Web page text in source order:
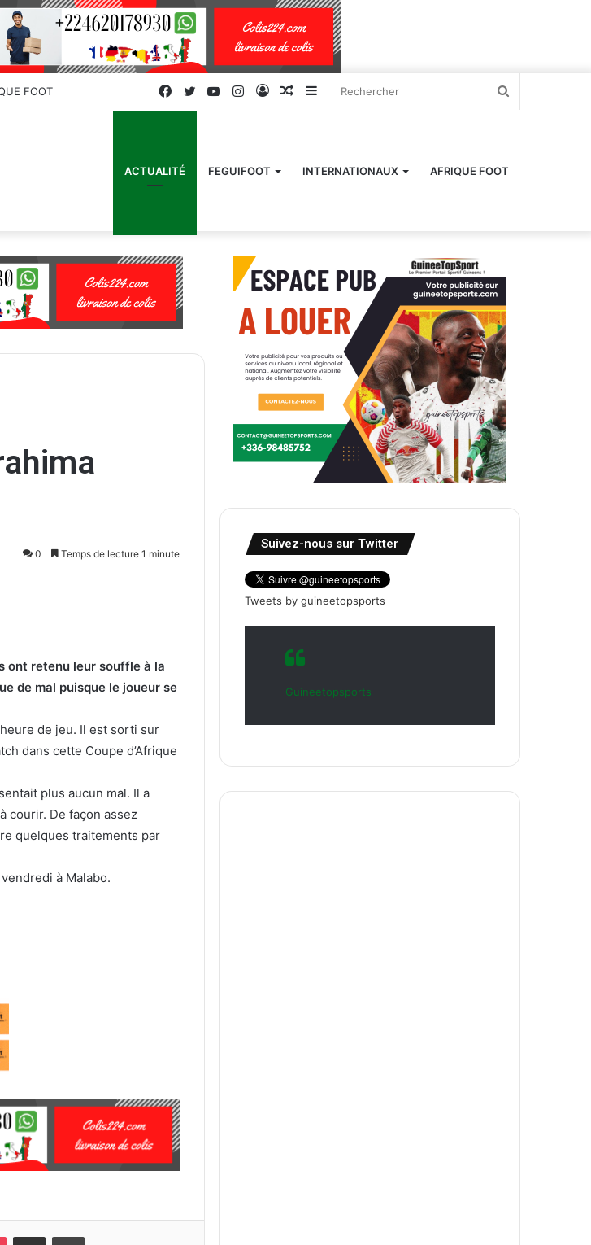
FOOT Sidebar
latérale)
Article
Connexion
Instagram
YouTube
Twitter
Facebook
ACTUALITÉ FEGUIFOOT INTERNATIONAUX AFRIQUE FOOT
0 Temps de lecture 1 minute
ont retenu leur souffle à la
de mal puisque le joueur se
de jeu. Il est sorti sur
dans cette Coupe d’Afrique
plus aucun mal. Il a
courir. De façon assez
quelques traitements par
à Malabo.
Suivez-nous sur Twitter
Tweets by guineetopsports
Guineetopsports